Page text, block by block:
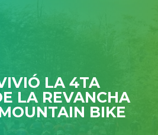
LA 4TA
LA REVANCHA
BIKE